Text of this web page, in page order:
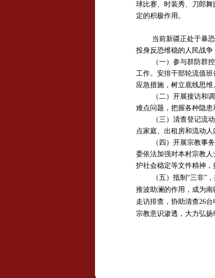
球比赛、时装秀、刀郎
定的积极作用。
当前新疆正处于暴
投身反恐维稳的人民战争
（一）参与群防群
工作。安排干部轮流值
应急措施，树立底线思
（二）开展接访和
难点问题，把握各种隐
（三）清查登记流
点家庭、出租房和流动
（四）开展宗教事
委依法加强对本村宗教
护社会稳定等文件精神
（五）抵制“三非”
推波助澜的作用，成为
走访排查，协助清查26
宗教意识渗透，大力弘扬